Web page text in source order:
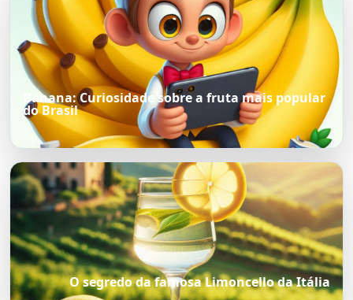
Banana: Curiosidade sobre a fruta mais popular
do Brasil
O segredo da famosa Limoncello da Itália